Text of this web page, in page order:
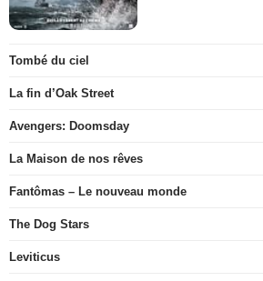
Tombé du ciel
La fin d’Oak Street
Avengers: Doomsday
La Maison de nos rêves
Fantômas – Le nouveau monde
The Dog Stars
Leviticus